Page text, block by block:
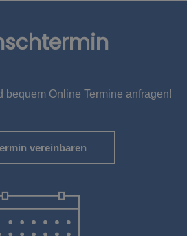
bequem Online Termine anfragen!
vereinbaren